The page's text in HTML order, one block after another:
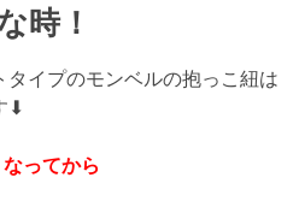
時！
イプのモンベルの抱っこ紐は
⬇︎
ってから